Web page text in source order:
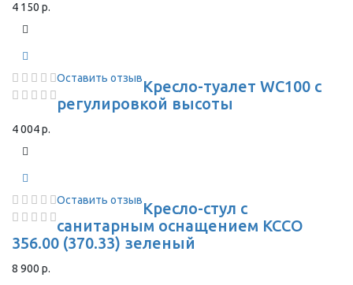
4 150 р.
Оставить отзывКресло-туалет WC100 с
регулировкой высоты
4 004 р.
Оставить отзывКресло-стул с
санитарным оснащением КССО
356.00 (370.33) зеленый
8 900 р.